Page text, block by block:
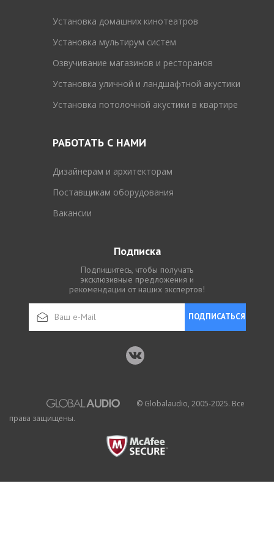
Установка домашних кинотеатров
Установка мультирум систем
Озвучивание магазинов и ресторанов
Установка уличной и ландшафтной акустики
Установка потолочной акустики в квартире
РАБОТАТЬ С НАМИ
Дизайнерам и архитекторам
Поставщикам оборудования
Вакансии
Подписка
Подпишитесь, чтобы получать
эксклюзивные предложения и
рекомендации от наших экспертов!
ПОДПИСАТЬСЯ
© Globalaudio, 2005-2025. Все
права защищены.